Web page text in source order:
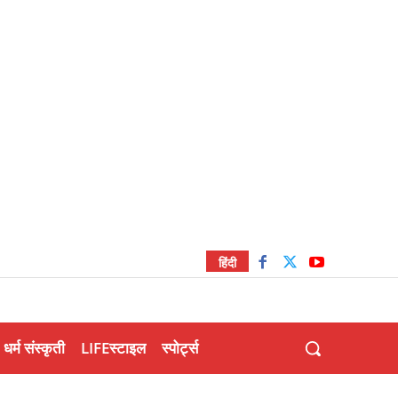
हिंदी
धर्म संस्कृती LIFEस्टाइल स्पोर्ट्स